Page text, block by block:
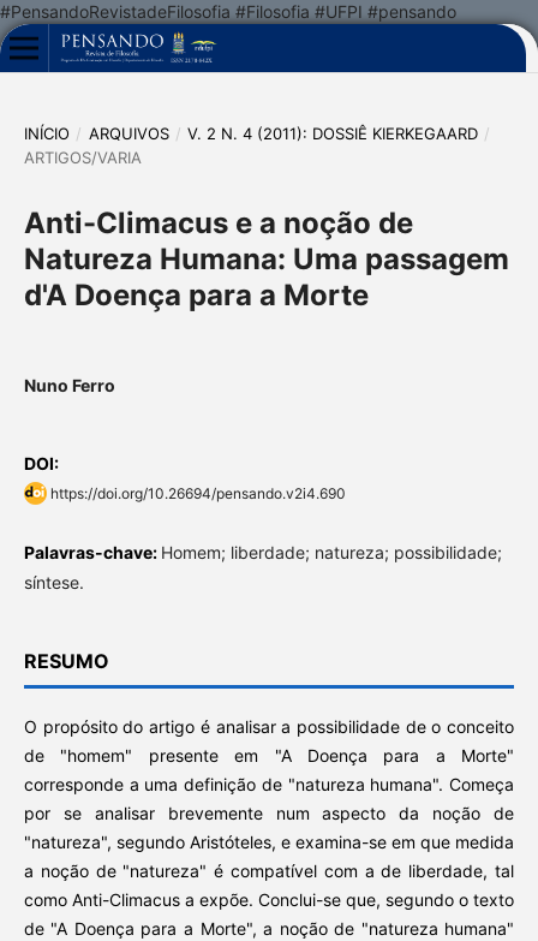
#PensandoRevistadeFilosofia #Filosofia #UFPI #pensando
INÍCIO / ARQUIVOS / V. 2 N. 4 (2011): DOSSIÊ KIERKEGAARD /
ARTIGOS/VARIA
Anti-Climacus e a noção de
Natureza Humana: Uma passagem
d'A Doença para a Morte
Nuno Ferro
DOI:
https://doi.org/10.26694/pensando.v2i4.690
Palavras-chave: Homem; liberdade; natureza; possibilidade;
síntese.
RESUMO
O propósito do artigo é analisar a possibilidade de o conceito
de "homem" presente em "A Doença para a Morte"
corresponde a uma definição de "natureza humana". Começa
por se analisar brevemente num aspecto da noção de
"natureza", segundo Aristóteles, e examina-se em que medida
a noção de "natureza" é compatível com a de liberdade, tal
como Anti-Climacus a expõe. Conclui-se que, segundo o texto
de "A Doença para a Morte", a noção de "natureza humana"